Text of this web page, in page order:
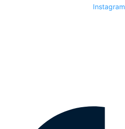
Instagram